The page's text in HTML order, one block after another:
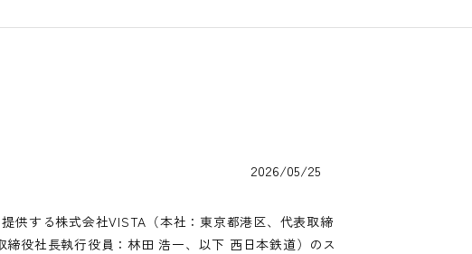
2026/05/25
供する株式会社VISTA（本社：東京都港区、代表取締
役社長執行役員：林田 浩一、以下 西日本鉄道）のス